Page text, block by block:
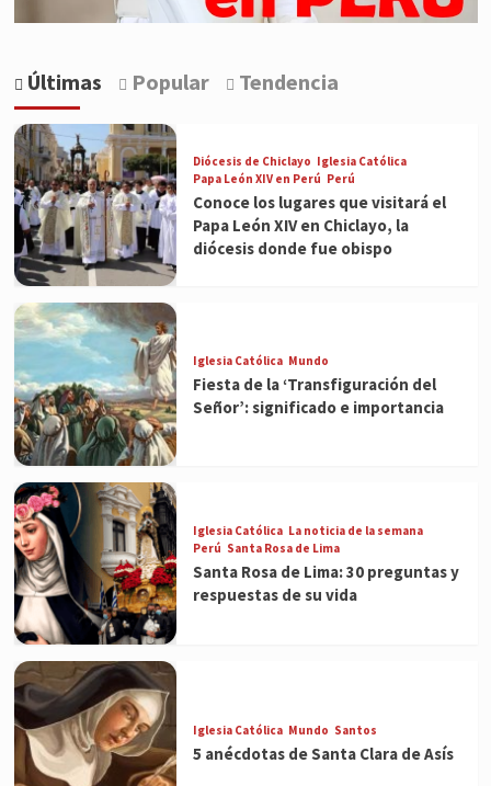
Últimas Popular Tendencia
Diócesis de Chiclayo Iglesia Católica
Papa León XIV en Perú Perú
Conoce los lugares que visitará el
Papa León XIV en Chiclayo, la
diócesis donde fue obispo
Iglesia Católica Mundo
Fiesta de la ‘Transfiguración del
Señor’: significado e importancia
Iglesia Católica La noticia de la semana
Perú Santa Rosa de Lima
Santa Rosa de Lima: 30 preguntas y
respuestas de su vida
Iglesia Católica Mundo Santos
5 anécdotas de Santa Clara de Asís